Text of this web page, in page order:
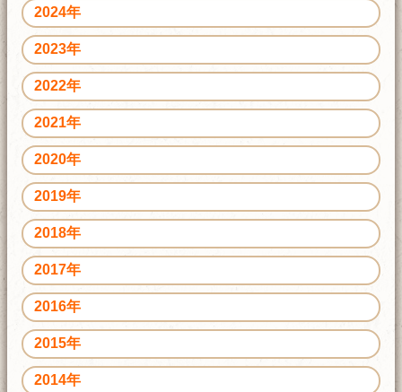
2024年
2023年
2022年
2021年
2020年
2019年
2018年
2017年
2016年
2015年
2014年